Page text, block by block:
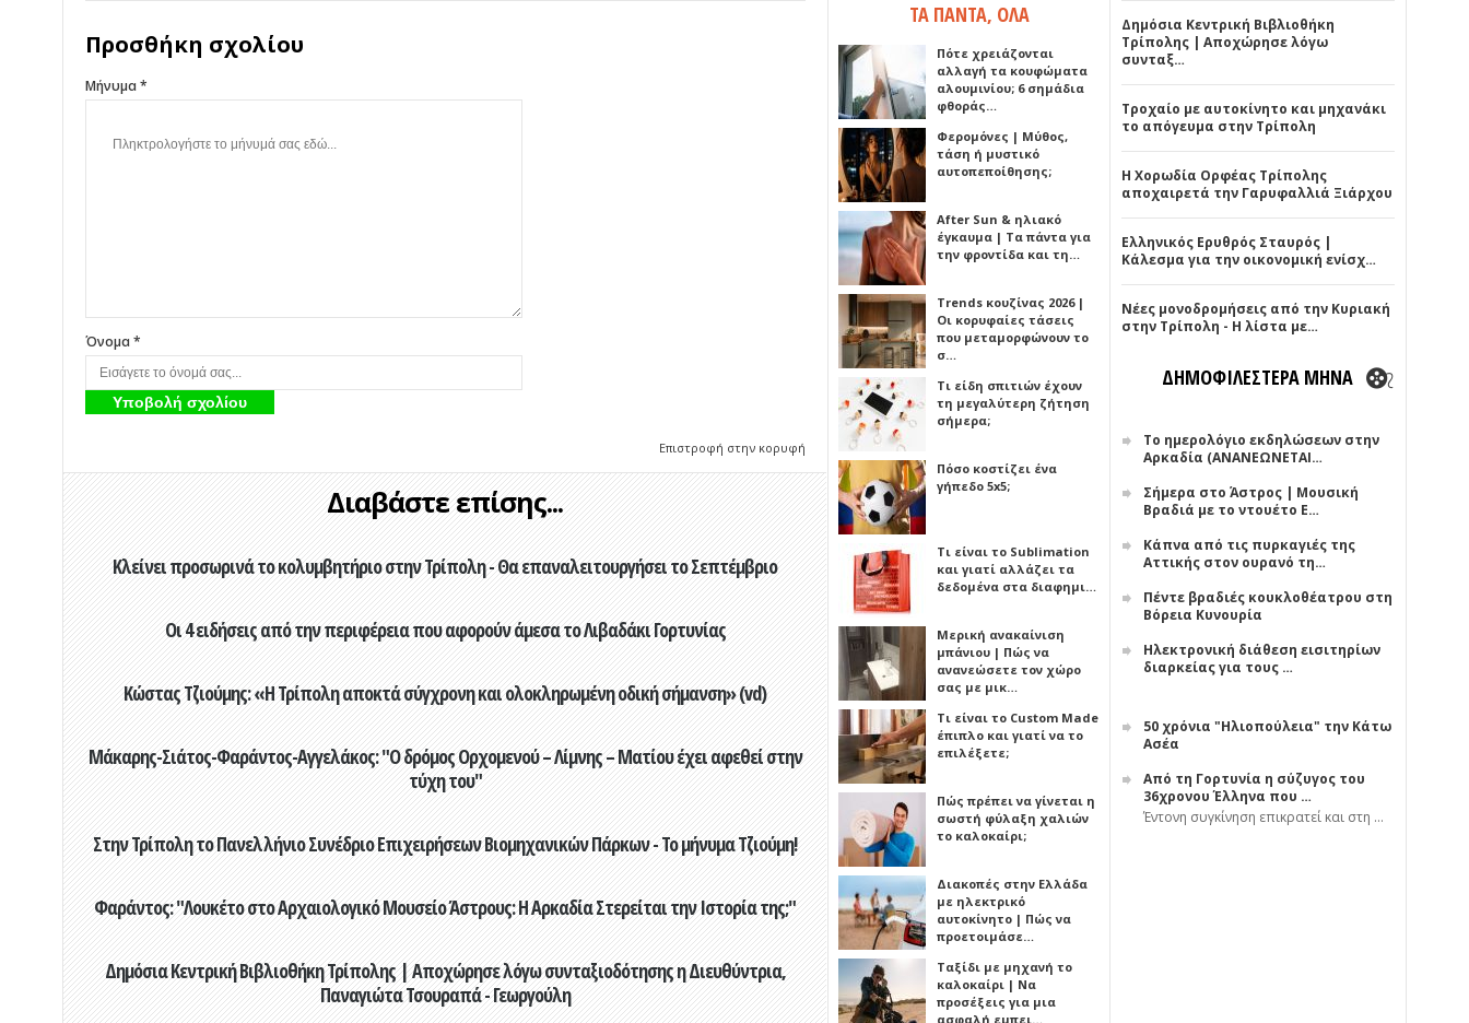
Προσθήκη σχολίου
Μήνυμα *
Όνομα *
Επιστροφή στην κορυφή
Διαβάστε επίσης...
Κλείνει προσωρινά το κολυμβητήριο στην Τρίπολη - Θα επαναλειτουργήσει το Σεπτέμβριο
Οι 4 ειδήσεις από την περιφέρεια που αφορούν άμεσα το Λιβαδάκι Γορτυνίας
Κώστας Τζιούμης: «Η Τρίπολη αποκτά σύγχρονη και ολοκληρωμένη οδική σήμανση» (vd)
Μάκαρης-Σιάτος-Φαράντος-Αγγελάκος: "Ο δρόμος Ορχομενού – Λίμνης – Ματίου έχει αφεθεί στην
τύχη του"
Στην Τρίπολη το Πανελλήνιο Συνέδριο Επιχειρήσεων Βιομηχανικών Πάρκων - Το μήνυμα Τζιούμη!
Φαράντος: "Λουκέτο στο Αρχαιολογικό Μουσείο Άστρους: Η Αρκαδία Στερείται την Ιστορία της;"
Δημόσια Κεντρική Βιβλιοθήκη Τρίπολης | Αποχώρησε λόγω συνταξιοδότησης η Διευθύντρια,
Παναγιώτα Τσουραπά - Γεωργούλη
ΤΑ ΠΑΝΤΑ, ΟΛΑ
Πότε χρειάζονται
αλλαγή τα κουφώματα
αλουμινίου; 6 σημάδια
φθοράς…
Φερομόνες | Μύθος,
τάση ή μυστικό
αυτοπεποίθησης;
After Sun & ηλιακό
έγκαυμα | Τα πάντα για
την φροντίδα και τη…
Trends κουζίνας 2026 |
Οι κορυφαίες τάσεις
που μεταμορφώνουν το
σ…
Τι είδη σπιτιών έχουν
τη μεγαλύτερη ζήτηση
σήμερα;
Πόσο κοστίζει ένα
γήπεδο 5x5;
Τι είναι το Sublimation
και γιατί αλλάζει τα
δεδομένα στα διαφημι…
Μερική ανακαίνιση
μπάνιου | Πώς να
ανανεώσετε τον χώρο
σας με μικ…
Τι είναι το Custom Made
έπιπλο και γιατί να το
επιλέξετε;
Πώς πρέπει να γίνεται η
σωστή φύλαξη χαλιών
το καλοκαίρι;
Διακοπές στην Ελλάδα
με ηλεκτρικό
αυτοκίνητο | Πώς να
προετοιμάσε…
Ταξίδι με μηχανή το
καλοκαίρι | Να
προσέξεις για μια
ασφαλή εμπει…
Δημόσια Κεντρική Βιβλιοθήκη
Τρίπολης | Αποχώρησε λόγω
συνταξ…
Τροχαίο με αυτοκίνητο και μηχανάκι
το απόγευμα στην Τρίπολη
Η Χορωδία Ορφέας Τρίπολης
αποχαιρετά την Γαρυφαλλιά Ξιάρχου
Ελληνικός Ερυθρός Σταυρός |
Κάλεσμα για την οικονομική ενίσχ…
Νέες μονοδρομήσεις από την Κυριακή
στην Τρίπολη - Η λίστα με…
ΔΗΜΟΦΙΛΕΣΤΕΡΑ ΜΗΝΑ
Το ημερολόγιο εκδηλώσεων στην
Αρκαδία (ΑΝΑΝΕΩΝΕΤΑΙ…
Σήμερα στο Άστρος | Μουσική
Βραδιά με το ντουέτο Ε…
Κάπνα από τις πυρκαγιές της
Αττικής στον ουρανό τη…
Πέντε βραδιές κουκλοθέατρου στη
Βόρεια Κυνουρία
Ηλεκτρονική διάθεση εισιτηρίων
διαρκείας για τους …
50 χρόνια "Ηλιοπούλεια" την Κάτω
Ασέα
Από τη Γορτυνία η σύζυγος του
36χρονου Έλληνα που …
Έντονη συγκίνηση επικρατεί και στη …